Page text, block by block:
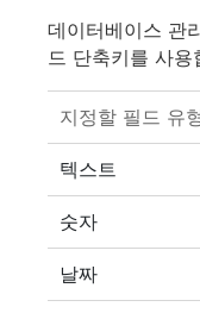
데이터베이스 관
드 단축키를 사용
지정할 필드 유
텍스트
숫자
날짜